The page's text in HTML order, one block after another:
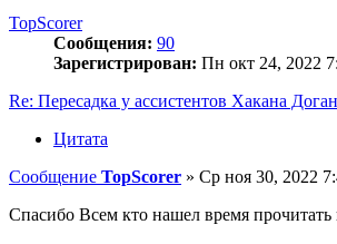
TopScorer
Сообщения: 90
Зарегистрирован: Пн окт 24, 2022
Re: Пересадка у ассистентов Хакана
Цитата
Сообщение TopScorer » Ср ноя 30, 2022
Спасибо Всем кто нашел время прочитать